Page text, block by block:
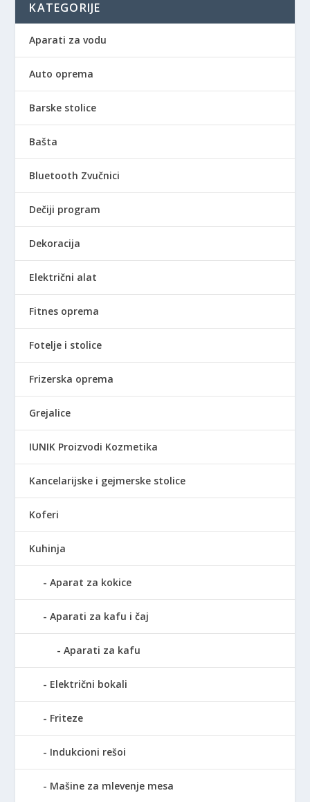
1
.
9
,
.
,
0
R
D
KATEGORIJE
Aparati za vodu
Auto oprema
Barske stolice
Bašta
Bluetooth Zvučnici
Dečiji program
Dekoracija
Električni alat
Fitnes oprema
Fotelje i stolice
Frizerska oprema
Grejalice
IUNIK Proizvodi Kozmetika
Kancelarijske i gejmerske stolice
Koferi
Kuhinja
Aparat za kokice
Aparati za kafu i čaj
Aparati za kafu
Električni bokali
Friteze
Indukcioni rešoi
Mašine za mlevenje mesa